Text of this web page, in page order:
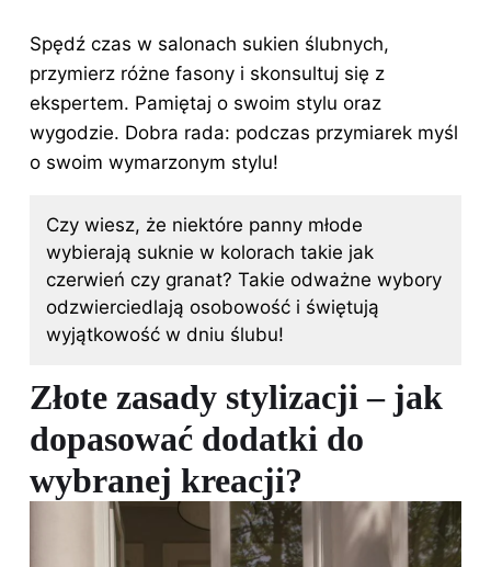
Spędź czas w salonach sukien ślubnych,
przymierz różne fasony i skonsultuj się z
ekspertem. Pamiętaj o swoim stylu oraz
wygodzie. Dobra rada: podczas przymiarek myśl
o swoim wymarzonym stylu!
Czy wiesz, że niektóre panny młode
wybierają suknie w kolorach takie jak
czerwień czy granat? Takie odważne wybory
odzwierciedlają osobowość i świętują
wyjątkowość w dniu ślubu!
Złote zasady stylizacji – jak
dopasować dodatki do
wybranej kreacji?